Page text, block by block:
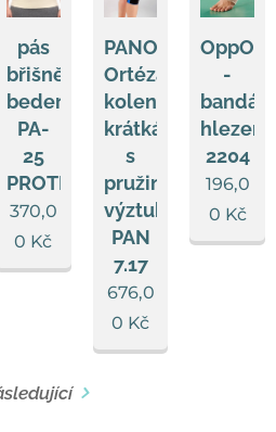
pás
břišně
bederní
PA-
25
PROTETIKA
370,0
0 Kč
PANOP
Ortéza
kolenní
krátká
s
pružinovými
výztuhami
PAN
7.17
676,0
0 Kč
OppO
-
bandáž
2204
196,0
0 Kč